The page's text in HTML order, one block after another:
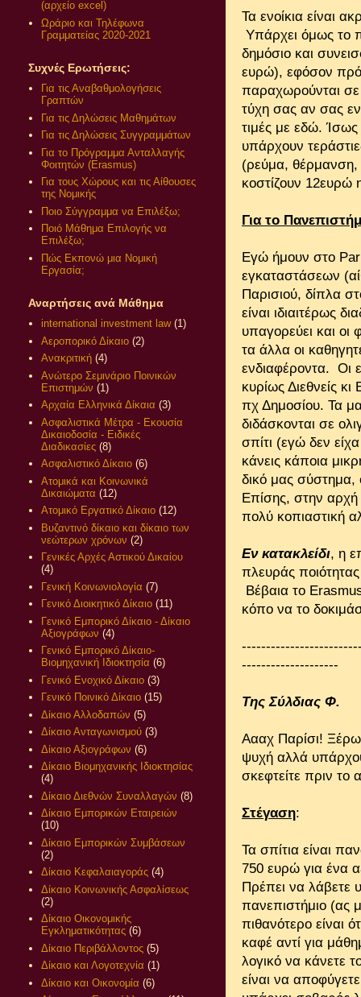
Τα ενοίκια είναι
Υπάρχει όμως το
δημόσιο και
ευρώ), εφόσον
παραχωρούνται σε
τύχη σας αν σας
τιμές με εδώ. Ίσως
υπάρχουν
(ρεύμα, θέρμανση,
κοστίζουν 12ευρώ
Για το
Εγώ ήμουν στο
εγκαταστάσεων
Παρισιού, δίπλα
είναι ιδιαιτέρως
υπαγορεύει και
τα άλλα οι
ενδιαφέροντα. Οι
κυρίως Διεθνείς
πχ Δημοσίου. Τα
διδάσκονται σε
σπίτι (εγώ δεν
κάνεις κάποια
δικό μας σύστημα,
Επίσης, στην
πολύ κοπιαστική
Εν κατακλείδι, η
πλευράς
Βέβαια το
κόπο να το
--------------------
Της Σύλδιας Φ.
Αααχ Παρίσι! Ξέρω
ψυχή αλλά
σκεφτείτε πριν το
Στέγαση:
Τα σπίτια είναι
750 ευρώ για ένα
Πρέπει να λάβετε
πανεπιστήμιο (ας
πιθανότερο είναι
καφέ αντί για
λογικό να κάνετε
είναι να
(αρχείο excel)
Ωράριο και Τηλέφωνα
Γραμματείας 2020-2021
Συχνές Ερωτήσεις:
Για τις Αναβαθμολογήσεις
Γραπτών
Για τις Δηλώσεις Μαθημάτων
Για τις Δηλώσεις Συγγραμμάτων
Για το Πρόγραμμα Ανταλλαγής
Φοιτητών (Erasmus)
Για τους Χώρους και τις Αίθουσες
της Νομικής
Ποιο Σύγγραμμα να Επιλέξω;
Ποιό Μάθημα Επιλογής να
Επιλέξω;
Πώς Εκπονώ μια Νομική
Εργασία;
Αναρτήσεις ανά Μάθημα
international investment law (1)
Αεροπορικό Δίκαιο (2)
Ανακριτική (4)
Ανώτερο Σεμινάριο Ποινικών
Επιστημών (1)
Αρχαία Ελληνικά Δίκαια (3)
Ασφαλιστικά Μέτρα - Εκουσία
Δικαιοδοσία - Ειδικές
Διαδικασίες (8)
Ασφαλιστικό Δίκαιο (6)
Ατομικά και Κοινωνικά
Δικαιώματα (12)
Ατομικό Εργατικό Δίκαιο (12)
Βυζαντινό δίκαιο και δίκαιο των
νεώτερων χρόνων (2)
Γενικές Αρχές Αστικού Δικαίου
(4)
Γενική Κοινωνιολογία (7)
Γενικό Διοικητικό Δίκαιο (11)
Γενικό Εμπορικό Δίκαιο - Δίκαιο
Αξιογράφων (4)
Γενικό Εμπορικό Δίκαιο-
Βιομηχανική Ιδιοκτησία (6)
Γενικό Ενοχικό Δίκαιο (3)
Γενικό Ποινικό Δίκαιο (15)
Δίκαιο Αλλοδαπών (5)
Δίκαιο Ανταγωνισμού (3)
Δίκαιο Αξιογράφων (6)
Δίκαιο Βιομηχανικής Ιδιοκτησίας
(4)
Δίκαιο Διεθνών Συναλλαγών (8)
Δίκαιο Εμπορικών Εταιρειών
(10)
Δίκαιο Εμπορικών Συμβάσεων
(2)
Δίκαιο Κεφαλαιαγοράς (4)
Δίκαιο Κοινωνικής Ασφαλίσεως
(2)
Δίκαιο Οικονομικής
Εγκληματικότητας (6)
Δίκαιο Περιβάλλοντος (5)
Δίκαιο και Λογοτεχνία (1)
Δίκαιο και Οικονομία (6)